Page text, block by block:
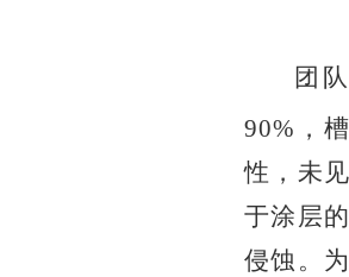
团
90%，
性，未
于涂层
侵蚀。